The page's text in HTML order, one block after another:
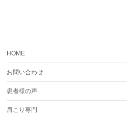
HOME
お問い合わせ
患者様の声
肩こり専門